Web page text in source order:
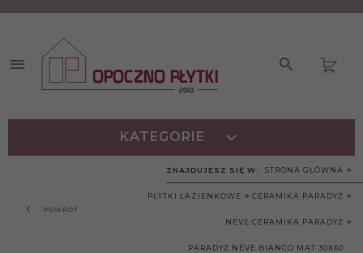
KATEGORIE
POWRÓT
ZNAJDUJESZ SIĘ W: STRONA GŁÓWNA
PŁYTKI ŁAZIENKOWE CERAMIKA PARADYŻ
NEVE CERAMIKA PARADYŻ
PARADYŻ NEVE BIANCO MAT 30X60